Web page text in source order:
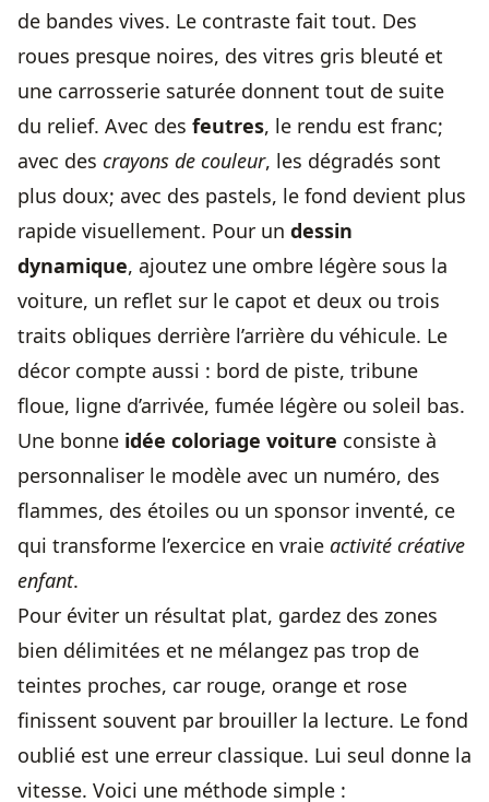
de bandes vives. Le contraste fait tout. Des
roues presque noires, des vitres gris bleuté et
une carrosserie saturée donnent tout de suite
du relief. Avec des feutres, le rendu est franc;
avec des crayons de couleur, les dégradés sont
plus doux; avec des pastels, le fond devient plus
rapide visuellement. Pour un dessin
dynamique, ajoutez une ombre légère sous la
voiture, un reflet sur le capot et deux ou trois
traits obliques derrière l’arrière du véhicule. Le
décor compte aussi : bord de piste, tribune
floue, ligne d’arrivée, fumée légère ou soleil bas.
Une bonne idée coloriage voiture consiste à
personnaliser le modèle avec un numéro, des
flammes, des étoiles ou un sponsor inventé, ce
qui transforme l’exercice en vraie activité créative
enfant.
Pour éviter un résultat plat, gardez des zones
bien délimitées et ne mélangez pas trop de
teintes proches, car rouge, orange et rose
finissent souvent par brouiller la lecture. Le fond
oublié est une erreur classique. Lui seul donne la
vitesse. Voici une méthode simple :